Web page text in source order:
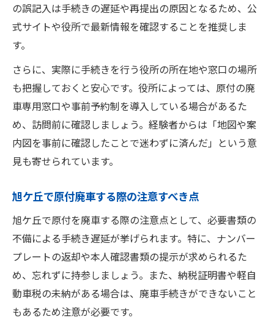
の誤記入は手続きの遅延や再提出の原因となるため、公
式サイトや役所で最新情報を確認することを推奨しま
す。
さらに、実際に手続きを行う役所の所在地や窓口の場所
も把握しておくと安心です。役所によっては、原付の廃
車専用窓口や事前予約制を導入している場合があるた
め、訪問前に確認しましょう。経験者からは「地図や案
内図を事前に確認したことで迷わずに済んだ」という意
見も寄せられています。
旭ケ丘で原付廃車する際の注意すべき点
旭ケ丘で原付を廃車する際の注意点として、必要書類の
不備による手続き遅延が挙げられます。特に、ナンバー
プレートの返却や本人確認書類の提示が求められるた
め、忘れずに持参しましょう。また、納税証明書や軽自
動車税の未納がある場合は、廃車手続きができないこと
もあるため注意が必要です。